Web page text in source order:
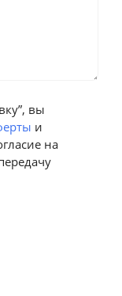
вы
и
на